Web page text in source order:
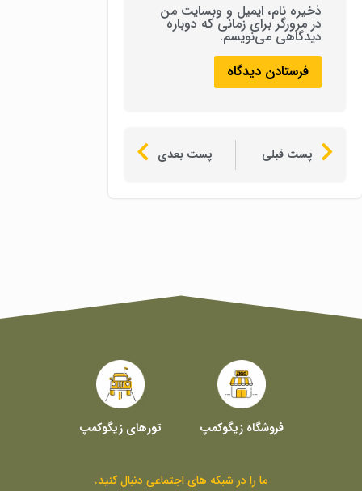
ذخیره نام، ایمیل و وبسایت من
در مرورگر برای زمانی که دوباره
دیدگاهی می‌نویسم.
پست قبلی پست بعدی
فروشگاه زیگوکمپ تورهای زیگوکمپ
ما را در شبکه های اجتماعی دنبال کنید.